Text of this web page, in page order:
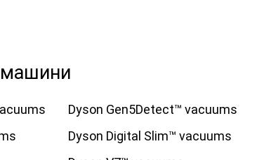
Dyson Gen5Detect™ vacuums
Dyson Digital Slim™ vacuums